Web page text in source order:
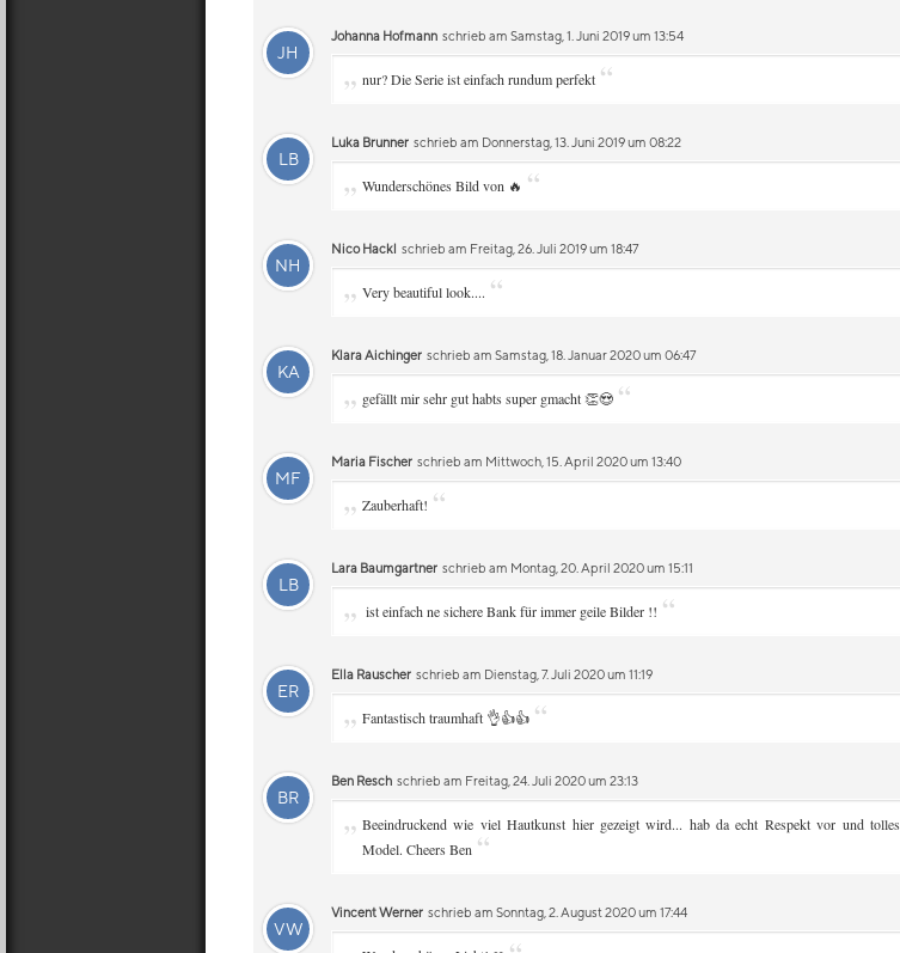
JH
Johanna Hofmann schrieb am Samstag, 1. Juni 2019 um 13:54
„ nur? Die Serie ist einfach rundum perfekt “
LB
Luka Brunner schrieb am Donnerstag, 13. Juni 2019 um 08:22
„ Wunderschönes Bild von 🔥 “
NH
Nico Hackl schrieb am Freitag, 26. Juli 2019 um 18:47
„ Very beautiful look.... “
KA
Klara Aichinger schrieb am Samstag, 18. Januar 2020 um 06:47
„ gefällt mir sehr gut habts super gmacht 👏😍 “
MF
Maria Fischer schrieb am Mittwoch, 15. April 2020 um 13:40
„ Zauberhaft! “
LB
Lara Baumgartner schrieb am Montag, 20. April 2020 um 15:11
„ ist einfach ne sichere Bank für immer geile Bilder !! “
ER
Ella Rauscher schrieb am Dienstag, 7. Juli 2020 um 11:19
„ Fantastisch traumhaft 👌👍👍 “
BR
Ben Resch schrieb am Freitag, 24. Juli 2020 um 23:13
„ Beeindruckend wie viel Hautkunst hier gezeigt wird... hab da echt Respekt vor und tolles
Model. Cheers Ben “
VW
Vincent Werner schrieb am Sonntag, 2. August 2020 um 17:44